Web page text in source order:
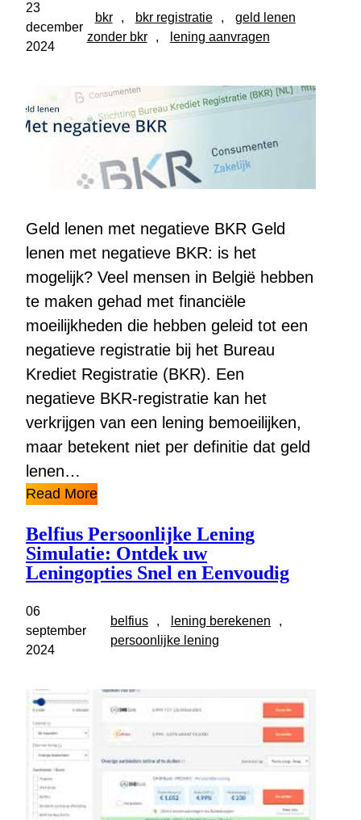
23
december
2024
bkr , bkr registratie ,
geld lenen
zonder bkr
, lening aanvragen
Geld lenen met negatieve BKR Geld
lenen met negatieve BKR: is het
mogelijk? Veel mensen in België hebben
te maken gehad met financiële
moeilijkheden die hebben geleid tot een
negatieve registratie bij het Bureau
Krediet Registratie (BKR). Een
negatieve BKR-registratie kan het
verkrijgen van een lening bemoeilijken,
maar betekent niet per definitie dat geld
lenen…
Read More
Belfius Persoonlijke Lening
Simulatie: Ontdek uw
Leningopties Snel en Eenvoudig
06
september
2024
belfius , lening berekenen
persoonlijke lening